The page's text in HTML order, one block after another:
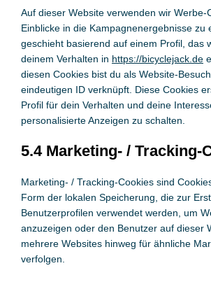
Auf dieser Website verwenden wir Werbe-
Einblicke in die Kampagnenergebnisse zu
geschieht basierend auf einem Profil, das
deinem Verhalten in https://bicyclejack.de
diesen Cookies bist du als Website-
eindeutigen ID verknüpft. Diese Cookies
Profil für dein Verhalten und deine
personalisierte Anzeigen zu schalten.
5.4 Marketing- / Tracking-
Marketing- / Tracking-Cookies sind
Form der lokalen Speicherung, die zur
Benutzerprofilen verwendet werden, um
anzuzeigen oder den Benutzer auf dieser
mehrere Websites hinweg für ähnliche
verfolgen.